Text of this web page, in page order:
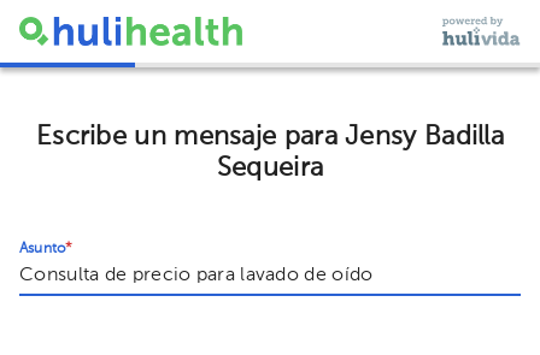
Escribe un mensaje para Jensy Badilla
Sequeira
Asunto*